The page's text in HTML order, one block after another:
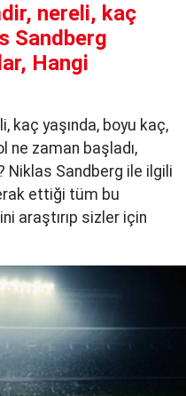
nereli, kaç
Sandberg
Hangi
kaç yaşında, boyu kaç,
ne zaman başladı,
Niklas Sandberg ile ilgili
ettiği tüm bu
araştırıp sizler için